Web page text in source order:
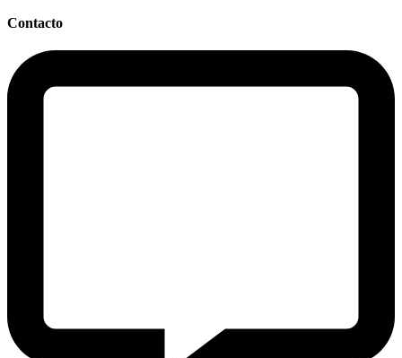
Contacto